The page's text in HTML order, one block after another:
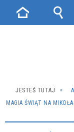
JESTEŚ TUTAJ
MAGIA ŚWIĄT NA
Strona